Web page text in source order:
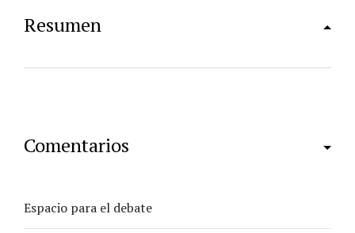
Resumen
Comentarios
Espacio para el debate